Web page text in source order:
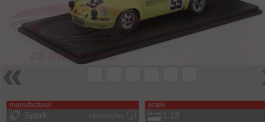
manufacturer
informações
Spark
scale
1:18